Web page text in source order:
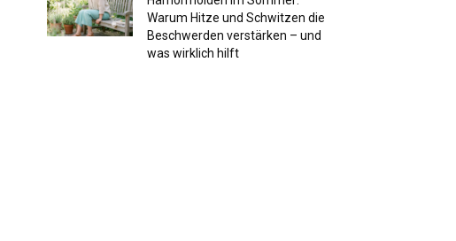
Warum Hitze und Schwitzen die
Beschwerden verstärken – und
was wirklich hilft